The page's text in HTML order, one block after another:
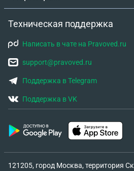
Техническая поддержка
Написать в чате на Pravoved.ru
support@pravoved.ru
Поддержка в Telegram
Поддержка в VK
121205, город Москва, территория